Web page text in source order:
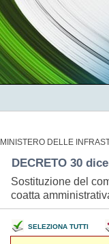
MINISTERO DELLE
DECRETO 30
Sostituzione del
coatta
SELEZIONA TUTTI